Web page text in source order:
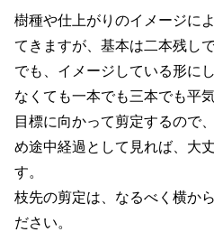
樹種や仕上がりのイメージに
てきますが、基本は二本残しで
でも、イメージしている形に
なくても一本でも三本でも平気
目標に向かって剪定するので
め途中経過として見れば、大
す。
枝先の剪定は、なるべく横か
ださい。